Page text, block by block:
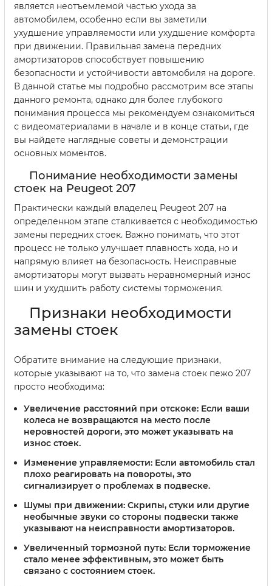
является неотъемлемой частью ухода за
автомобилем, особенно если вы заметили
ухудшение управляемости или ухудшение комфорта
при движении. Правильная замена передних
амортизаторов способствует повышению
безопасности и устойчивости автомобиля на дороге.
В данной статье мы подробно рассмотрим все этапы
данного ремонта, однако для более глубокого
понимания процесса мы рекомендуем ознакомиться
с видеоматериалами в начале и в конце статьи, где
вы найдете наглядные советы и демонстрации
основных моментов.
Понимание необходимости замены
стоек на Peugeot 207
Практически каждый владелец Peugeot 207 на
определенном этапе сталкивается с необходимостью
замены передних стоек. Важно понимать, что этот
процесс не только улучшает плавность хода, но и
напрямую влияет на безопасность. Неисправные
амортизаторы могут вызвать неравномерный износ
шин и ухудшить работу системы торможения.
Признаки необходимости
замены стоек
Обратите внимание на следующие признаки,
которые указывают на то, что замена стоек пежо 207
просто необходима:
Увеличение расстояний при отскоке: Если ваши
колеса не возвращаются на место после
неровностей дороги, это может указывать на
износ стоек.
Изменение управляемости: Если автомобиль стал
плохо реагировать на повороты, это
сигнализирует о проблемах в подвеске.
Шумы при движении: Скрипы, стуки или другие
необычные звуки со стороны подвески также
указывают на неисправности амортизаторов.
Увеличенный тормозной путь: Если торможение
стало менее эффективным, это может быть
связано с состоянием стоек.